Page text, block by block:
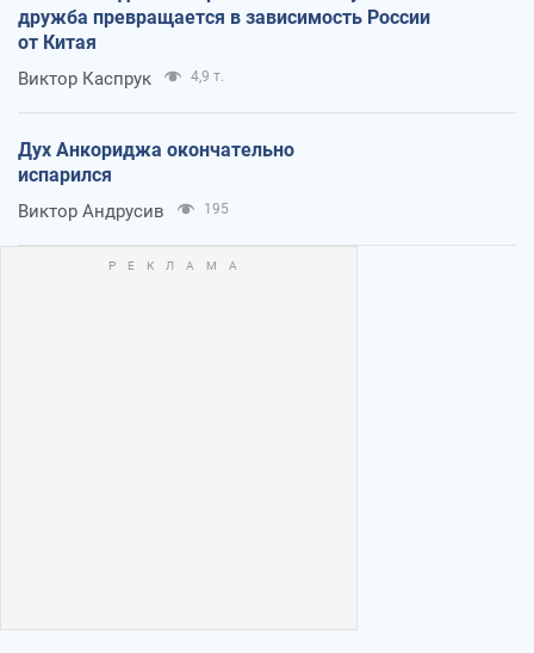
дружба превращается в зависимость России
от Китая
Виктор Каспрук 4,9 т.
Дух Анкориджа окончательно
испарился
Виктор Андрусив 195